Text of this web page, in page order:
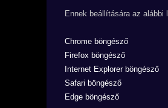
Ennek beállítására az
Chrome böngésző
Firefox böngésző
Internet Explorer böngésző
Safari böngésző
Edge böngésző